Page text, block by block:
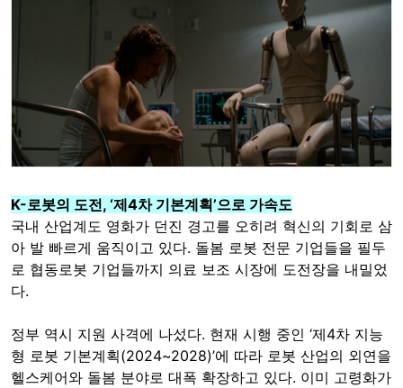
K-로봇의 도전, ‘제4차 기본계획’으로 가속도
국내 산업계도 영화가 던진 경고를 오히려 혁신의 기회로 삼
아 발 빠르게 움직이고 있다. 돌봄 로봇 전문 기업들을 필두
로 협동로봇 기업들까지 의료 보조 시장에 도전장을 내밀었
다.
정부 역시 지원 사격에 나섰다. 현재 시행 중인 ‘제4차 지능
형 로봇 기본계획(2024~2028)’에 따라 로봇 산업의 외연을
헬스케어와 돌봄 분야로 대폭 확장하고 있다. 이미 고령화가